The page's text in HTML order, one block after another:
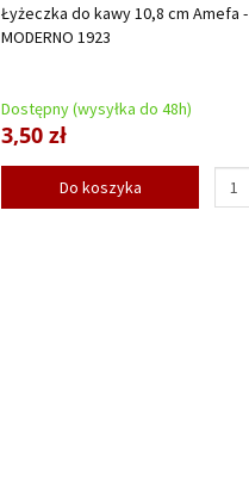
Łyżeczka do kawy 10,8 cm Amefa -
MODERNO 1923
Dostępny (wysyłka do 48h)
3,50 zł
Do koszyka